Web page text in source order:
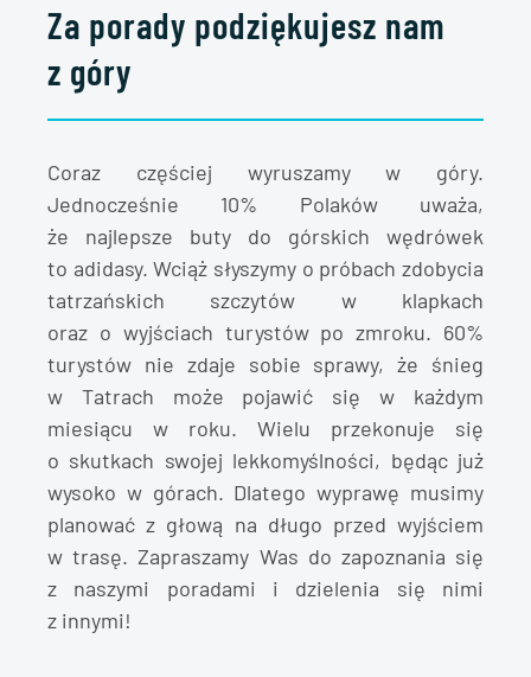
Za porady podziękujesz nam
z góry
Coraz częściej wyruszamy w góry.
Jednocześnie 10% Polaków uważa,
że najlepsze buty do górskich wędrówek
to adidasy. Wciąż słyszymy o próbach zdobycia
tatrzańskich szczytów w klapkach
oraz o wyjściach turystów po zmroku. 60%
turystów nie zdaje sobie sprawy, że śnieg
w Tatrach może pojawić się w każdym
miesiącu w roku. Wielu przekonuje się
o skutkach swojej lekkomyślności, będąc już
wysoko w górach. Dlatego wyprawę musimy
planować z głową na długo przed wyjściem
w trasę. Zapraszamy Was do zapoznania się
z naszymi poradami i dzielenia się nimi
z innymi!